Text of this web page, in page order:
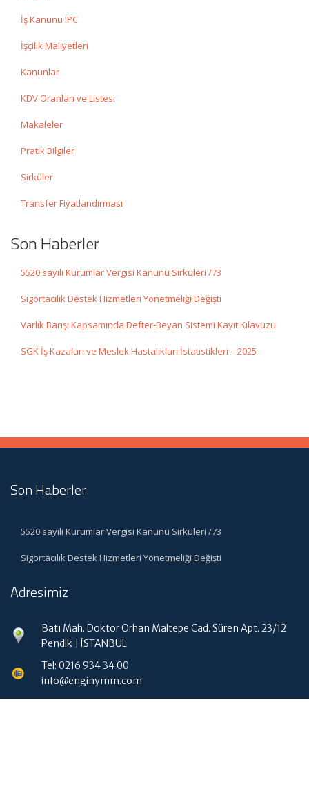
İş Kanunu IPC
İşçilik Maliyetleri
Kanunlar
KDV Oranları ve Listesi
Makaleler
Pratik Bilgiler
Sirküler
Transfer Fiyatlandırması
Son Haberler
5520 sayılı Kurumlar Vergisi Kanunu Sirküleri /73
Sigortacılık Destek Hizmetleri Yönetmeliği Değişti
Varlık Barışı Kapsamında Defter-Beyan Sistemi Kayıt Kılavuzu
SGK İş Kazaları ve Meslek Hastalıkları İstatistikleri – 2025
Son Haberler
5520 sayılı Kurumlar Vergisi Kanunu Sirküleri /73
Sigortacılık Destek Hizmetleri Yönetmeliği Değişti
Adresimiz
Batı Mah. Doktor Orhan Maltepe Cad. Süren Apt. 23/12
Pendik | İSTANBUL
Tel: 0216 934 34 00
info@enginymm.com